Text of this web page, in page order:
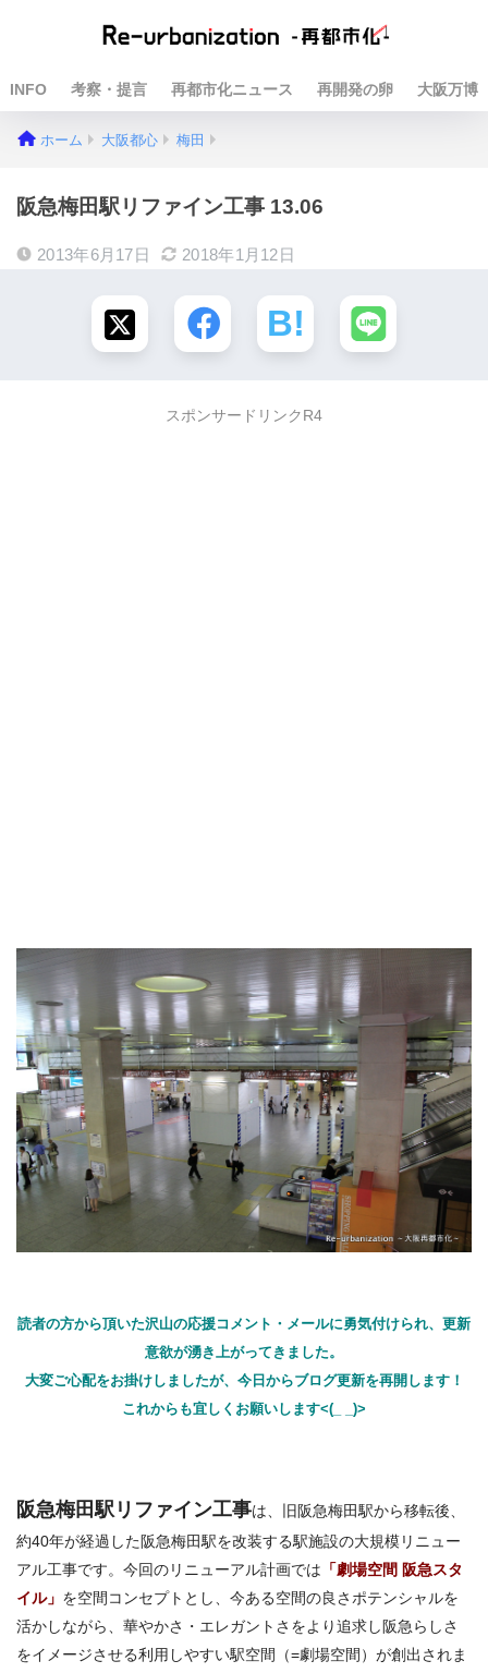
INFO 考察・提言 再都市化ニュース 再開発の卵 大阪万博
ホーム 大阪都心 梅田
阪急梅田駅リファイン工事 13.06
2013年6月17日 2018年1月12日
スポンサードリンクR4
読者の方から頂いた沢山の応援コメント・メールに勇気付けられ、更新
意欲が湧き上がってきました。
大変ご心配をお掛けしましたが、今日からブログ更新を再開します！
これからも宜しくお願いします<(_ _)>
阪急梅田駅リファイン工事は、旧阪急梅田駅から移転後、
約40年が経過した阪急梅田駅を改装する駅施設の大規模リニュー
アル工事です。今回のリニューアル計画では 「劇場空間 阪急スタ
イル」 を空間コンセプトとし、今ある空間の良さポテンシャルを
活かしながら、華やかさ・エレガントさをより追求し阪急らしさ
をイメージさせる利用しやすい駅空間（=劇場空間）が創出されま